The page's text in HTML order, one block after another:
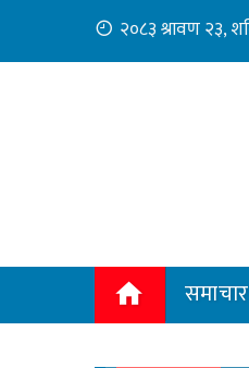
२०८३ श्रावण २३,
समाचार